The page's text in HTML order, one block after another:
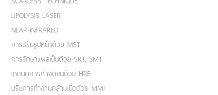
LIPOLYSIS LASER
NEAR-INFRARED
การปรับรูปหน้าด้วย MST
การรักษาแผลเป็นด้วย SRT, SMT
เทคนิคการกำจัดขนด้วย HRE
ปรับการทำงานกล้ามเนื้อด้วย MMT